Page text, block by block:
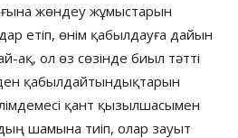
жөндеу жұмыстарын
етіп, өнім қабылдауға дайын
ақ, ол өз сөзінде биыл тәтті
қабылдайтындықтарын
қант қызылшасымен
шамына тиіп, олар зауыт